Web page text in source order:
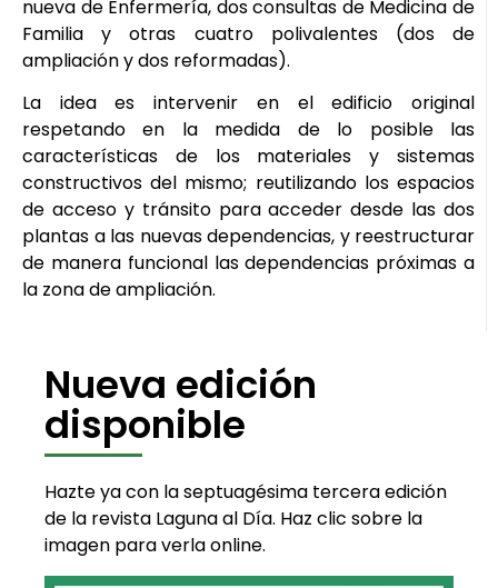
nueva de Enfermería, dos consultas de Medicina de
Familia y otras cuatro polivalentes (dos de
ampliación y dos reformadas).
La idea es intervenir en el edificio original
respetando en la medida de lo posible las
características de los materiales y sistemas
constructivos del mismo; reutilizando los espacios
de acceso y tránsito para acceder desde las dos
plantas a las nuevas dependencias, y reestructurar
de manera funcional las dependencias próximas a
la zona de ampliación.
Nueva edición
disponible
Hazte ya con la septuagésima tercera edición
de la revista Laguna al Día. Haz clic sobre la
imagen para verla online.